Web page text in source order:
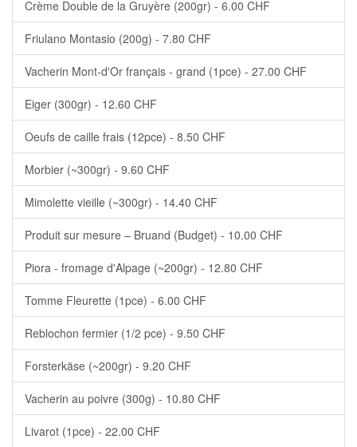
Crème Double de la Gruyère (200gr) - 6.00 CHF
Friulano Montasio (200g) - 7.80 CHF
Vacherin Mont-d'Or français - grand (1pce) - 27.00 CHF
Eiger (300gr) - 12.60 CHF
Oeufs de caille frais (12pce) - 8.50 CHF
Morbier (~300gr) - 9.60 CHF
Mimolette vieille (~300gr) - 14.40 CHF
Produit sur mesure – Bruand (Budget) - 10.00 CHF
Piora - fromage d'Alpage (~200gr) - 12.80 CHF
Tomme Fleurette (1pce) - 6.00 CHF
Reblochon fermier (1/2 pce) - 9.50 CHF
Forsterkäse (~200gr) - 9.20 CHF
Vacherin au poivre (300g) - 10.80 CHF
Livarot (1pce) - 22.00 CHF